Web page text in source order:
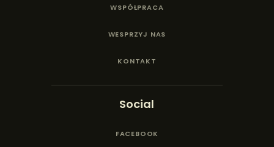
WSPÓŁPRACA
WESPRZYJ NAS
KONTAKT
Social
FACEBOOK